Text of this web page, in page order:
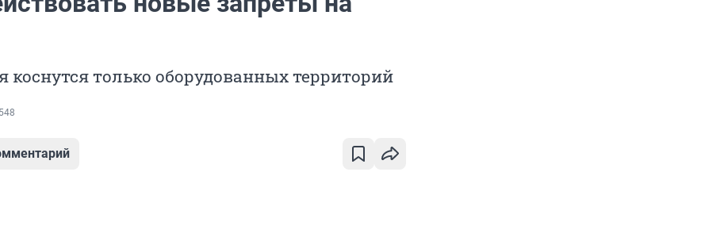
коснутся только оборудованных территорий